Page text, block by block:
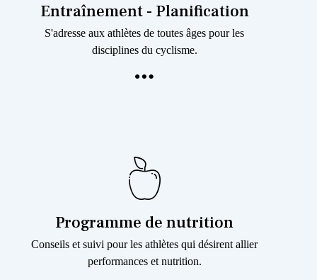
Entraînement - Planification
S'adresse aux athlètes de toutes âges pour les
disciplines du cyclisme.
Programme de nutrition
Conseils et suivi pour les athlètes qui désirent allier
performances et nutrition.